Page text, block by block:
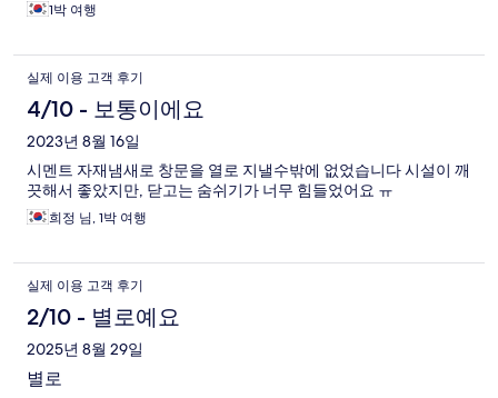
1박 여행
실제 이용 고객 후기
4/10 - 보통이에요
2023년 8월 16일
시멘트 자재냄새로 창문을 열로 지낼수밖에 없었습니다 시설이 깨
끗해서 좋았지만, 닫고는 숨쉬기가 너무 힘들었어요 ㅠ
희정 님, 1박 여행
실제 이용 고객 후기
2/10 - 별로예요
2025년 8월 29일
별로